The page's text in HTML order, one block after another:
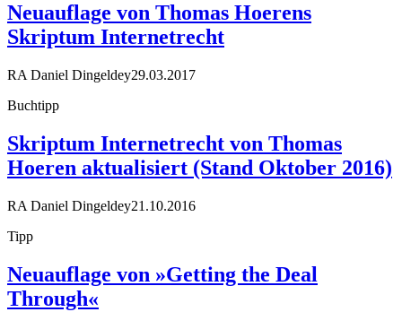
Neuauflage von Thomas Hoerens
Skriptum Internetrecht
RA Daniel Dingeldey29.03.2017
Buchtipp
Skriptum Internetrecht von Thomas
Hoeren aktualisiert (Stand Oktober 2016)
RA Daniel Dingeldey21.10.2016
Tipp
Neuauflage von »Getting the Deal
Through«